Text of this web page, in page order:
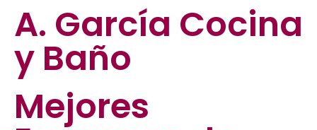
A. García Cocina
y Baño
Mejores